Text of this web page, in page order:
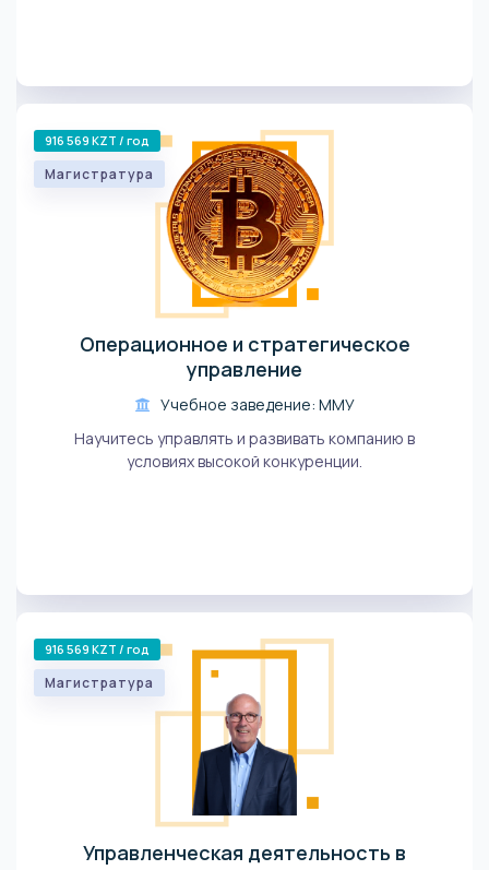
916 569 KZT / год
Магистратура
Операционное и стратегическое
управление
Учебное заведение: ММУ
Научитесь управлять и развивать компанию в
условиях высокой конкуренции.
916 569 KZT / год
Магистратура
Управленческая деятельность в